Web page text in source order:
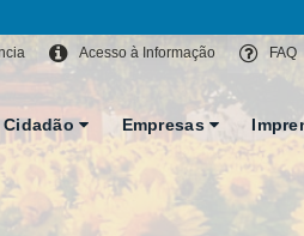
FAQ
Acesso à Informação
Cidadão Empresas